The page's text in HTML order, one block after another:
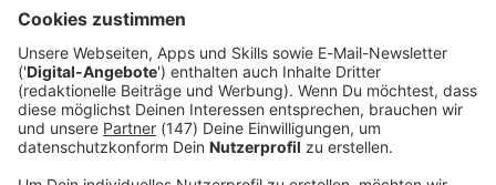
was es noch braucht», sagte Binotto.